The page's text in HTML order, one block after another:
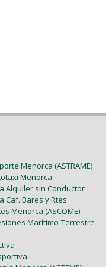
Menorca (ASTRAME)
Menorca
Alquiler sin Conductor
Caf. Bares y Rtes
Menorca (ASCOME)
Marítimo-Terrestre